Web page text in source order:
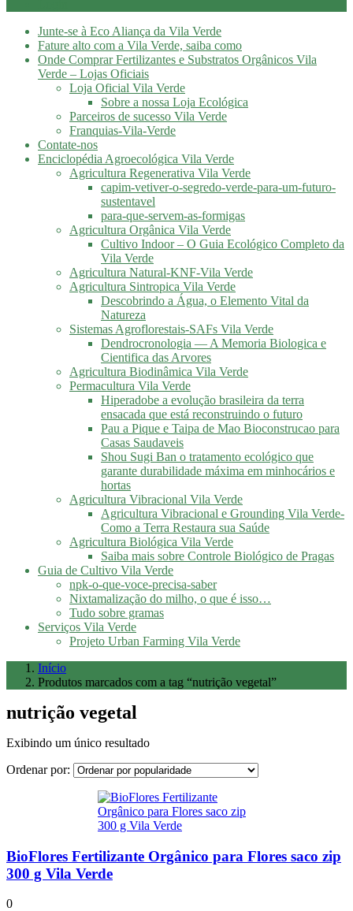
Junte-se à Eco Aliança da Vila Verde
Fature alto com a Vila Verde, saiba como
Onde Comprar Fertilizantes e Substratos Orgânicos Vila
Verde – Lojas Oficiais
Loja Oficial Vila Verde
Sobre a nossa Loja Ecológica
Parceiros de sucesso Vila Verde
Franquias-Vila-Verde
Contate-nos
Enciclopédia Agroecológica Vila Verde
Agricultura Regenerativa Vila Verde
capim-vetiver-o-segredo-verde-para-um-futuro-
sustentavel
para-que-servem-as-formigas
Agricultura Orgânica Vila Verde
Cultivo Indoor – O Guia Ecológico Completo da
Vila Verde
Agricultura Natural-KNF-Vila Verde
Agricultura Sintropica Vila Verde
Descobrindo a Água, o Elemento Vital da
Natureza
Sistemas Agroflorestais-SAFs Vila Verde
Dendrocronologia — A Memoria Biologica e
Cientifica das Arvores
Agricultura Biodinâmica Vila Verde
Permacultura Vila Verde
Hiperadobe a evolução brasileira da terra
ensacada que está reconstruindo o futuro
Pau a Pique e Taipa de Mao Bioconstrucao para
Casas Saudaveis
Shou Sugi Ban o tratamento ecológico que
garante durabilidade máxima em minhocários e
hortas
Agricultura Vibracional Vila Verde
Agricultura Vibracional e Grounding Vila Verde-
Como a Terra Restaura sua Saúde
Agricultura Biológica Vila Verde
Saiba mais sobre Controle Biológico de Pragas
Guia de Cultivo Vila Verde
npk-o-que-voce-precisa-saber
Nixtamalização do milho, o que é isso…
Tudo sobre gramas
Serviços Vila Verde
Projeto Urban Farming Vila Verde
Início
Produtos marcados com a tag “nutrição vegetal”
nutrição vegetal
Exibindo um único resultado
Ordenar por:
BioFlores Fertilizante Orgânico para Flores saco zip
300 g Vila Verde
0